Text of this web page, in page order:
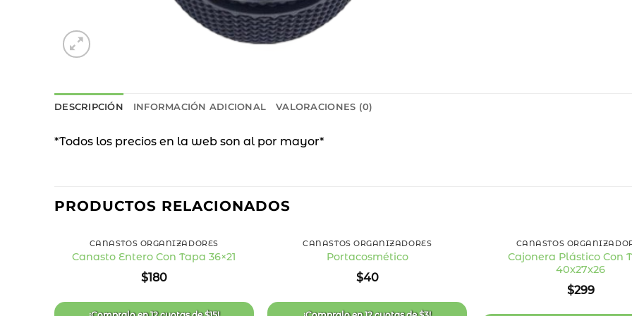
DESCRIPCIÓN INFORMACIÓN ADICIONAL VALORACIONES (0)
*Todos los precios en la web son al por mayor*
PRODUCTOS RELACIONADOS
de
deseos
CANASTOS ORGANIZADORES
Canasto Entero Con Tapa 36×21
$180
de
deseos
CANASTOS ORGANIZADORES
Portacosmético
$40
CANASTOS
Cajonera Plástico Con
40x27x26
$299